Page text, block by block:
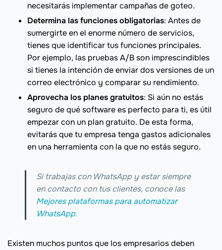
necesitarás implementar campañas de goteo.
Determina las funciones obligatorias: Antes de
sumergirte en el enorme número de servicios,
tienes que identificar tus funciones principales.
Por ejemplo, las pruebas A/B son imprescindibles
si tienes la intención de enviar dos versiones de un
correo electrónico y comparar su rendimiento.
Aprovecha los planes gratuitos: Si aún no estás
seguro de qué software es perfecto para ti, es útil
empezar con un plan gratuito. De esta forma,
evitarás que tu empresa tenga gastos adicionales
en una herramienta con la que no estás seguro.
Si trabajas con WhatsApp y estar siempre
en contacto con tus clientes, conoce las
Mejores plataformas para automatizar
WhatsApp.
Existen muchos puntos que los empresarios deben